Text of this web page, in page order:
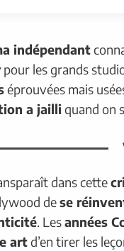
indépendant
pour les grands
éprouvées mais
a jailliquand on
dans cette
dese
. Lesannées
artd’en tirer les